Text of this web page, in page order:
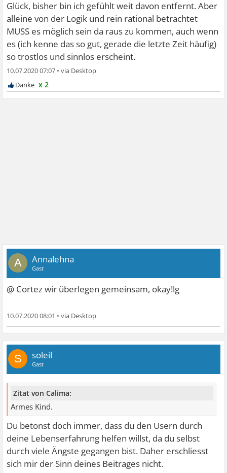
Glück, bisher bin ich gefühlt weit davon entfernt. Aber
alleine von der Logik und rein rational betrachtet
MUSS es möglich sein da raus zu kommen, auch wenn
es (ich kenne das so gut, gerade die letzte Zeit häufig)
so trostlos und sinnlos erscheint.
10.07.2020 07:07 •
x 2
A Annalehna
Gast
@ Cortez wir überlegen gemeinsam, okay!lg
10.07.2020 08:01 •
S soleil
Gast
Zitat von Calima:
Armes Kind.
Du betonst doch immer, dass du den Usern durch
deine Lebenserfahrung helfen willst, da du selbst
durch viele Ängste gegangen bist. Daher erschliesst
sich mir der Sinn deines Beitrages nicht.